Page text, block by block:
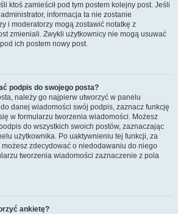
ktoś zamieścił pod tym postem kolejny post. Jeśli
informacja ta nie zostanie
i moderatorzy mogą zostawić notatkę z
zmieniali. Zwykli użytkownicy nie mogą usuwać
ich postem nowy post.
podpis do swojego posta?
należy go najpierw utworzyć w panelu
danej wiadomości swój podpis, zaznacz funkcję
w formularzu tworzenia wiadomości. Możesz
do wszystkich swoich postów, zaznaczając
użytkownika. Po uaktywnieniu tej funkcji, za
możesz zdecydować o niedodawaniu do niego
tworzenia wiadomości zaznaczenie z pola
ankietę?